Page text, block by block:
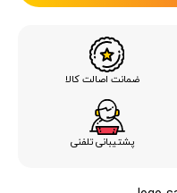
ضمانت اصالت کالا
پشتیبانی تلفنی